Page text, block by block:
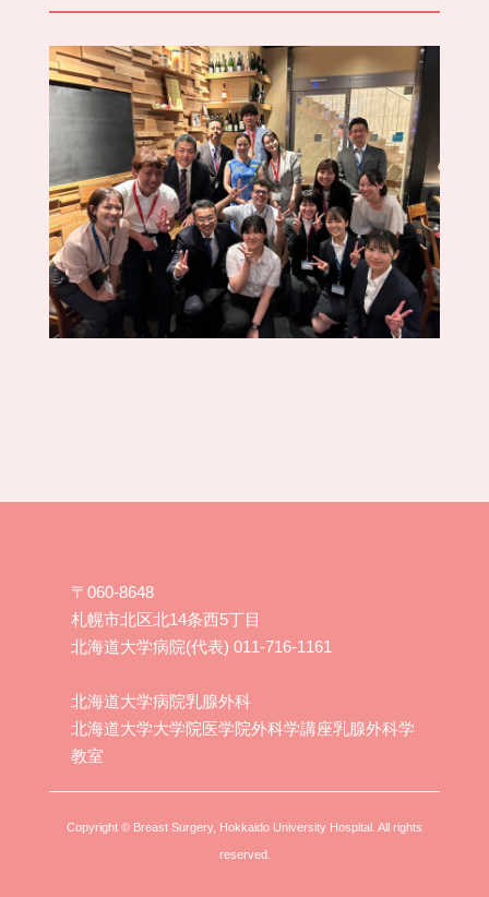
〒060-8648
札幌市北区北14条西5丁目
北海道大学病院(代表) 011-716-1161
北海道大学病院乳腺外科
北海道大学大学院医学院外科学講座乳腺外科学
教室
Copyright © Breast Surgery, Hokkaido University Hospital. All rights
reserved.